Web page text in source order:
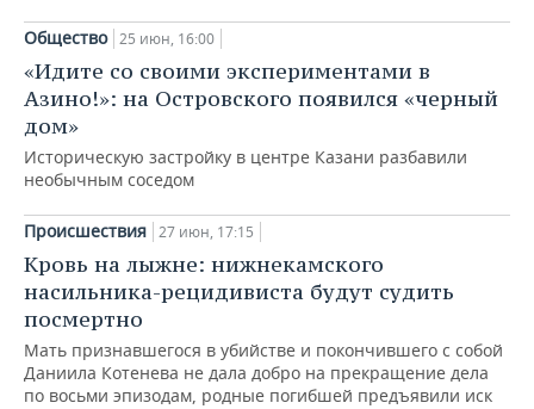
Общество 25 июн, 16:00
«Идите со своими экспериментами в
Азино!»: на Островского появился «черный
дом»
Историческую застройку в центре Казани разбавили
необычным соседом
Происшествия 27 июн, 17:15
Кровь на лыжне: нижнекамского
насильника-рецидивиста будут судить
посмертно
Мать признавшегося в убийстве и покончившего с собой
Даниила Котенева не дала добро на прекращение дела
по восьми эпизодам, родные погибшей предъявили иск